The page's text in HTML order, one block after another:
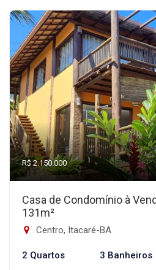
R$ 2.150.000
Casa de Condomínio à
131m²
Centro, Itacaré-BA
2 Quartos 3 Banheiros